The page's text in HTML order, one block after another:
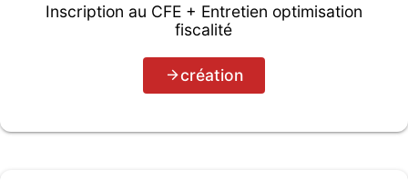
Inscription au CFE + Entretien optimisation
fiscalité
création